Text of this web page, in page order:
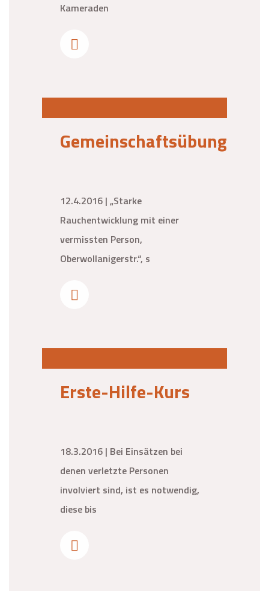
Kameraden
Gemeinschaftsübung
12.4.2016 | „Starke
Rauchentwicklung mit einer
vermissten Person,
Oberwollanigerstr.“, s
Erste-Hilfe-Kurs
18.3.2016 | Bei Einsätzen bei
denen verletzte Personen
involviert sind, ist es notwendig,
diese bis